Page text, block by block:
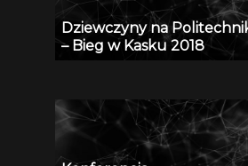
Dziewczyny na
– Bieg w Kasku 2018